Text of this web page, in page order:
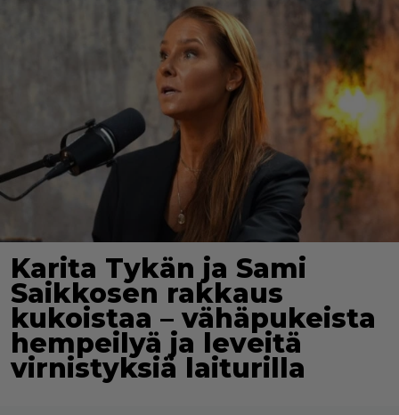
Karita Tykän ja Sami
Saikkosen rakkaus
kukoistaa – vähäpukeista
hempeilyä ja leveitä
virnistyksiä laiturilla